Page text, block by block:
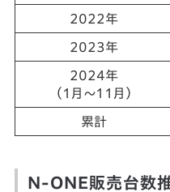
2022年
2023年
2024年
（1月～11月）
累計
N-ONE販売台数推